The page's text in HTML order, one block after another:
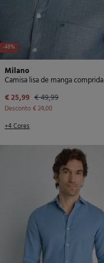
-48%
Milano
Camisa lisa de manga comprida
€ 25,99 € 49,99
Desconto€ 24,00
+4 Cores